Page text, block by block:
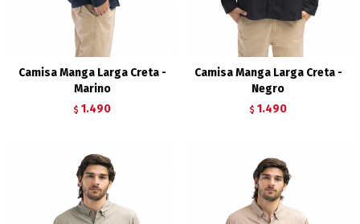
Camisa Manga Larga Creta -
Marino
$ 1.490
Camisa Manga Larga Creta -
Negro
$ 1.490